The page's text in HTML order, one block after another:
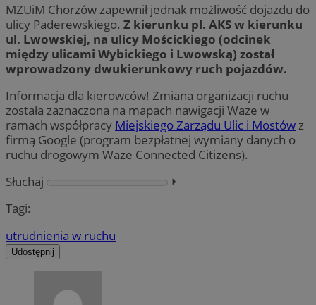
MZUiM Chorzów zapewnił jednak możliwość dojazdu do
ulicy Paderewskiego. Z kierunku pl. AKS w kierunku
ul. Lwowskiej, na ulicy Mościckiego (odcinek
między ulicami Wybickiego i Lwowską) został
wprowadzony dwukierunkowy ruch pojazdów.
Informacja dla kierowców! Zmiana organizacji ruchu
została zaznaczona na mapach nawigacji Waze w
ramach współpracy Miejskiego Zarządu Ulic i Mostówz
firmą Google (program bezpłatnej wymiany danych o
ruchu drogowym Waze Connected Citizens).
Słuchaj
⏵︎
Tagi:
utrudnienia w ruchu
Udostępnij